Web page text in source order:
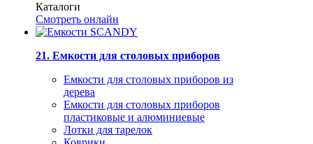
Каталоги
Смотреть онлайн
21. Емкости для столовых приборов
Емкости для столовых приборов из
дерева
Емкости для столовых приборов
пластиковые и алюминиевые
Лотки для тарелок